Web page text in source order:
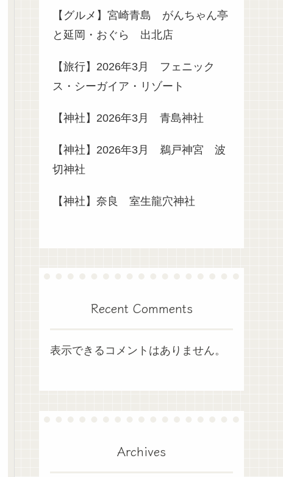
【グルメ】宮崎青島 がんちゃん亭
と延岡・おぐら 出北店
【旅行】2026年3月 フェニック
ス・シーガイア・リゾート
【神社】2026年3月 青島神社
【神社】2026年3月 鵜戸神宮 波
切神社
【神社】奈良 室生龍穴神社
Recent Comments
表示できるコメントはありません。
Archives